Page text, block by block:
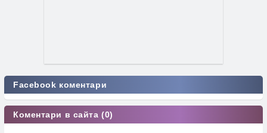
Facebook коментари
Коментари в сайта (0)